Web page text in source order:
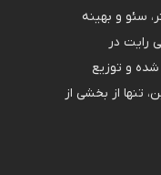
سئو و بهینه
رایت در
و توزیع
تنها از بخشی از